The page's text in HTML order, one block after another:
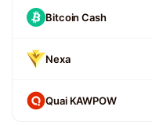
Bitcoin Cash
Nexa
Quai KAWPOW